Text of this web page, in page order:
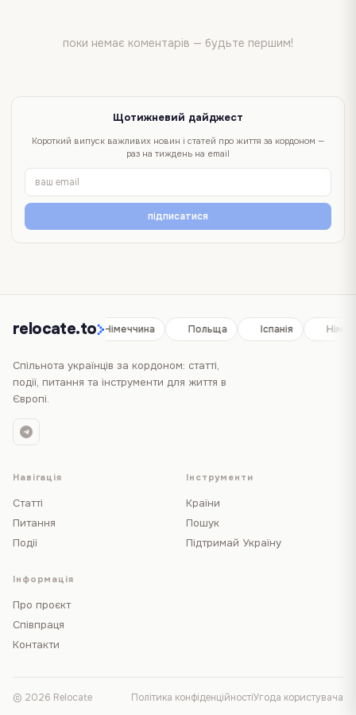
поки немає коментарів — будьте першим!
Щотижневий дайджест
Короткий випуск важливих новин і статей про життя за кордоном —
раз на тиждень на email
підписатися
relocate.to
Іспанія Німеччина Польща Іспанія
Спільнота українців за кордоном: статті,
події, питання та інструменти для життя в
Європі.
Навігація
Статті
Питання
Події
Інструменти
Країни
Пошук
Підтримай Україну
Інформація
Про проєкт
Співпраця
Контакти
© 2026 Relocate Політика конфіденційностіУгода користувача